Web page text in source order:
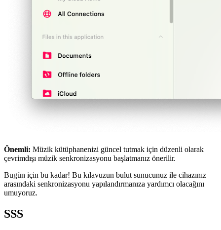
Önemli: Müzik kütüphanenizi güncel tutmak için düzenli olarak
çevrimdışı müzik senkronizasyonu başlatmanız önerilir.
Bugün için bu kadar! Bu kılavuzun bulut sunucunuz ile cihazınız
arasındaki senkronizasyonu yapılandırmanıza yardımcı olacağını
umuyoruz.
SSS